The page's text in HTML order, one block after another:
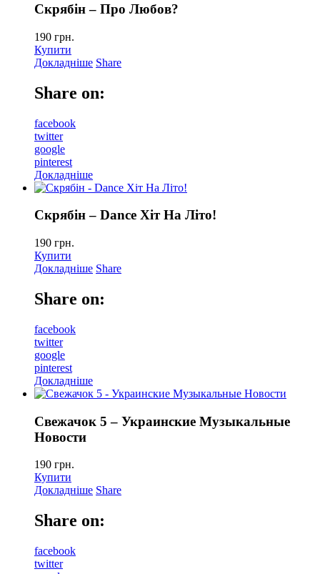
Скрябiн – Про Любов?
190 грн.
Купити
Докладніше Share
Share on:
facebook
twitter
google
pinterest
Докладніше
Скрябiн – Dance Хiт На Лiто!
190 грн.
Купити
Докладніше Share
Share on:
facebook
twitter
google
pinterest
Докладніше
Свежачок 5 – Украинские Музыкальные
Новости
190 грн.
Купити
Докладніше Share
Share on:
facebook
twitter